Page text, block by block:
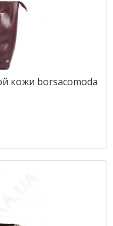
кожи borsacomoda